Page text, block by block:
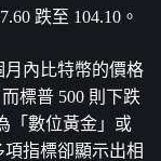
跌至 104.10。
內比特幣的價格
標普 500 則下跌
「數位黃金」或
指標卻顯示出相